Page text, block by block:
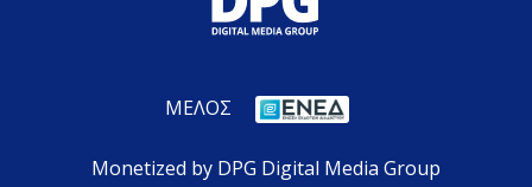
ΜΕΛΟΣ
Monetized by DPG Digital Media Group